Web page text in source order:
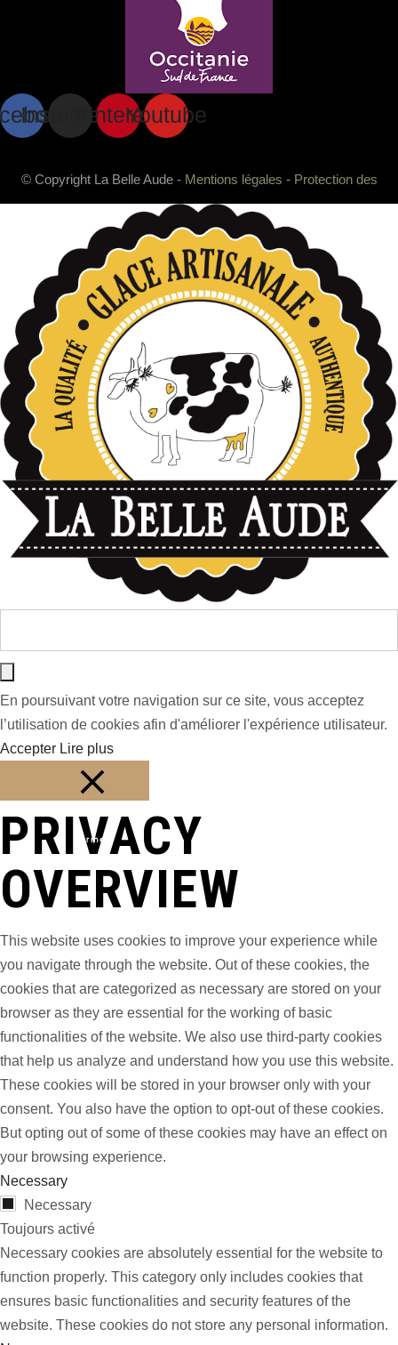
InstagramPinterestYoutube
© Copyright La Belle Aude - Mentions légales - Protection des
données
En poursuivant votre navigation sur ce site, vous acceptez
l’utilisation de cookies afin d'améliorer l'expérience utilisateur.
Accepter Lire plus
Fermer
PRIVACY
OVERVIEW
This website uses cookies to improve your experience while
you navigate through the website. Out of these cookies, the
cookies that are categorized as necessary are stored on your
browser as they are essential for the working of basic
functionalities of the website. We also use third-party cookies
that help us analyze and understand how you use this website.
These cookies will be stored in your browser only with your
consent. You also have the option to opt-out of these cookies.
But opting out of some of these cookies may have an effect on
your browsing experience.
Necessary
Necessary
Toujours activé
Necessary cookies are absolutely essential for the website to
function properly. This category only includes cookies that
ensures basic functionalities and security features of the
website. These cookies do not store any personal information.